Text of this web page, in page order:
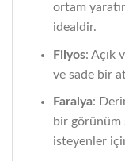
ortam
idealdir.
Filyos: Açık
ve sade bir
Faralya:
bir görünüm
isteyenler